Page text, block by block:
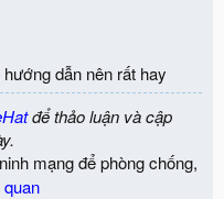
dẫn nên rất hay
để thảo luận và cập
mạng để phòng chống,
quan